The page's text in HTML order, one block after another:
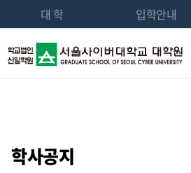
대 학 입학안내
학사공지